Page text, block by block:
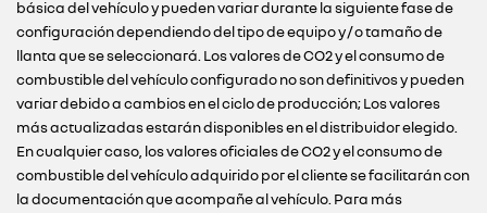
básica del vehículo y pueden variar durante la siguiente fase de
configuración dependiendo del tipo de equipo y / o tamaño de
llanta que se seleccionará. Los valores de CO2 y el consumo de
combustible del vehículo configurado no son definitivos y pueden
variar debido a cambios en el ciclo de producción; Los valores
más actualizadas estarán disponibles en el distribuidor elegido.
En cualquier caso, los valores oficiales de CO2 y el consumo de
combustible del vehículo adquirido por el cliente se facilitarán con
la documentación que acompañe al vehículo. Para más